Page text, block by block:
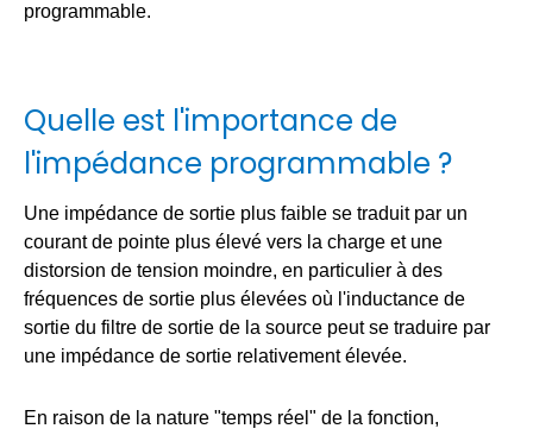
programmable.
Quelle est l'importance de
l'impédance programmable ?
Une impédance de sortie plus faible se traduit par un
courant de pointe plus élevé vers la charge et une
distorsion de tension moindre, en particulier à des
fréquences de sortie plus élevées où l'inductance de
sortie du filtre de sortie de la source peut se traduire par
une impédance de sortie relativement élevée.
En raison de la nature "temps réel" de la fonction,